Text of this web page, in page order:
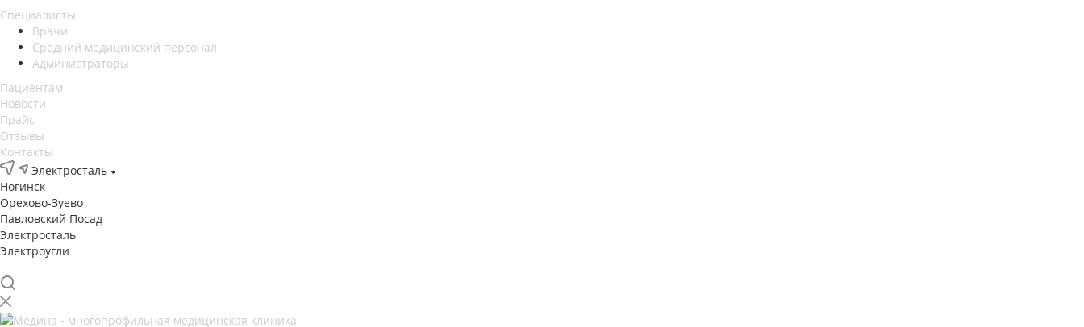
Специалисты
Врачи
Средний медицинский персонал
Администраторы
Пациентам
Новости
Прайс
Отзывы
Контакты
Электросталь
Ногинск
Орехово-Зуево
Павловский Посад
Электросталь
Электроугли